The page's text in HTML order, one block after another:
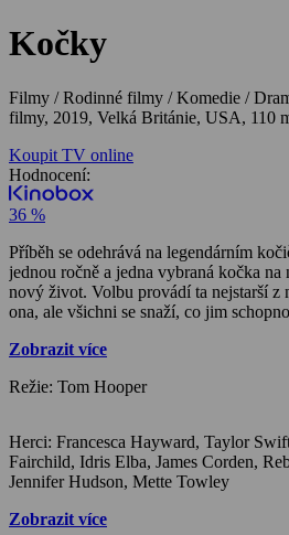
Kočky
Filmy / Rodinné filmy / Komedie /
filmy, 2019, Velká Británie, USA, 110
Koupit TV online
Hodnocení:
36 %
Příběh se odehrává na legendárním
jednou ročně a jedna vybraná kočka na
nový život. Volbu provádí ta nejstarší z
ona, ale všichni se snaží, co jim
Zobrazit více
Režie: Tom Hooper
Herci: Francesca Hayward, Taylor Swift, Laurie Davidson, Robbie
Fairchild, Idris Elba, James Corden, Rebel Wilson, Judi Dench,
Jennifer Hudson, Mette Towley
Zobrazit více